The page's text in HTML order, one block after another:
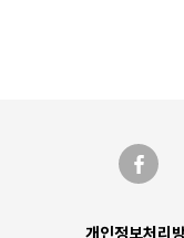
개인정보처리